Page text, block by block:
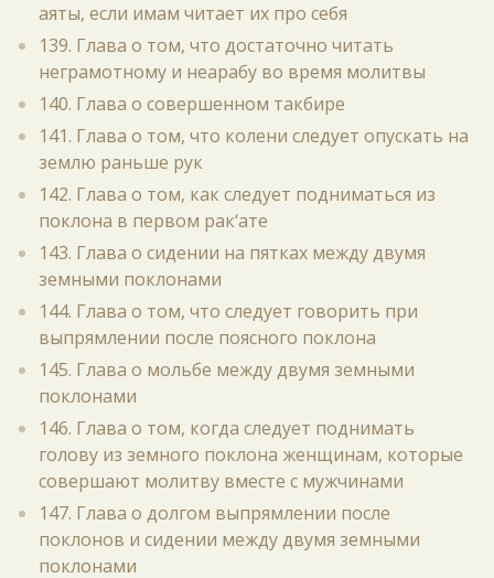
аяты, если имам читает их про себя
139. Глава о том, что достаточно читать
неграмотному и неарабу во время молитвы
140. Глава о совершенном такбире
141. Глава о том, что колени следует опускать на
землю раньше рук
142. Глава о том, как следует подниматься из
поклона в первом рак‘ате
143. Глава о сидении на пятках между двумя
земными поклонами
144. Глава о том, что следует говорить при
выпрямлении после поясного поклона
145. Глава о мольбе между двумя земными
поклонами
146. Глава о том, когда следует поднимать
голову из земного поклона женщинам, которые
совершают молитву вместе с мужчинами
147. Глава о долгом выпрямлении после
поклонов и сидении между двумя земными
поклонами